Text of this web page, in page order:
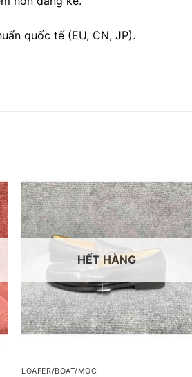
quốc tế (EU, CN, JP).
HẾT HÀNG
LOAFER/BOAT/MOC